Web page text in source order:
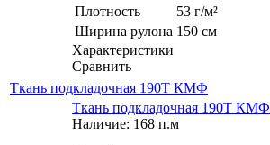
Плотность
53 г/м²
Ширина рулона 150 см
Характеристики
Сравнить
Ткань подкладочная 190Т КМФ
Ткань подкладочная 190Т КМФ
Наличие: 168 п.м